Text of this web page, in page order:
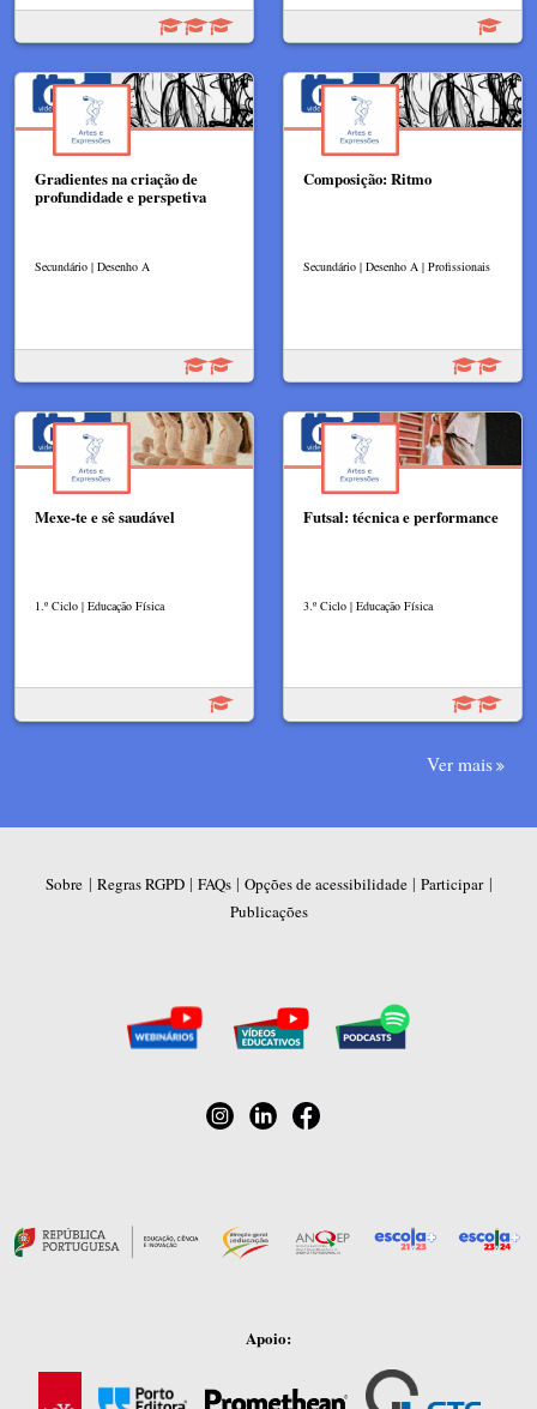
Gradientes na criação de
profundidade e perspetiva
Secundário | Desenho A
Composição: Ritmo
Secundário | Desenho A | Profissionais
Mexe-te e sê saudável
1.º Ciclo | Educação Física
Futsal: técnica e performance
3.º Ciclo | Educação Física
Ver mais
Sobre | Regras RGPD| FAQs| Opções de acessibilidade| Participar|
Publicações
Apoio: